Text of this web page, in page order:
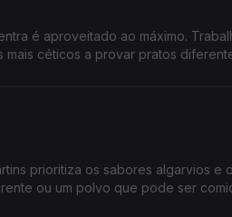
é aproveitado ao máximo.
céticos a provar pratos
prioritiza os sabores algarvios e
ou um polvo que pode ser